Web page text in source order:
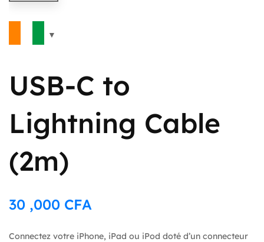
USB-C to
Lightning Cable
(2m)
30 ,000 CFA
Connectez votre iPhone, iPad ou iPod doté d’un connecteur